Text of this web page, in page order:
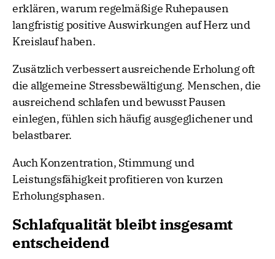
erklären, warum regelmäßige Ruhepausen
langfristig positive Auswirkungen auf Herz und
Kreislauf haben.
Zusätzlich verbessert ausreichende Erholung oft
die allgemeine Stressbewältigung. Menschen, die
ausreichend schlafen und bewusst Pausen
einlegen, fühlen sich häufig ausgeglichener und
belastbarer.
Auch Konzentration, Stimmung und
Leistungsfähigkeit profitieren von kurzen
Erholungsphasen.
Schlafqualität bleibt insgesamt
entscheidend